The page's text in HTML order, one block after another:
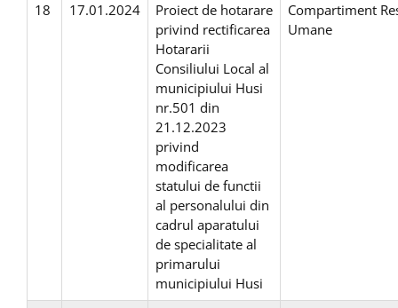
18 17.01.2024
Proiect de hotarare
privind rectificarea
Hotararii
Consiliului Local al
municipiului Husi
nr.501 din
21.12.2023
privind
modificarea
statului de functii
al personalului din
cadrul aparatului
de specialitate al
primarului
municipiului Husi
Compartiment
Umane